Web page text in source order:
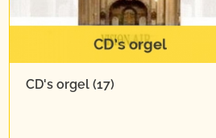
CD's orgel (17)